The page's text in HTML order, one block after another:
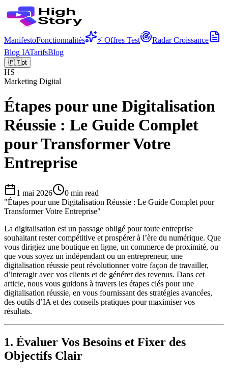
ManifestoFonctionnalités ⚡ Offres Test
Radar Croissance
Blog IATarifsBlog
🇵🇹pt
HS
Marketing Digital
Étapes pour une Digitalisation
Réussie : Le Guide Complet
pour Transformer Votre
Entreprise
1 mai 2026 0 min read
"Étapes pour une Digitalisation Réussie : Le Guide Complet pour
Transformer Votre Entreprise"
La digitalisation est un passage obligé pour toute entreprise
souhaitant rester compétitive et prospérer à l’ère du numérique. Que
vous dirigiez une boutique en ligne, un commerce de proximité, ou
que vous soyez un indépendant ou un entrepreneur, une
digitalisation réussie peut révolutionner votre façon de travailler,
d’interagir avec vos clients et de générer des revenus. Dans cet
article, nous vous guidons à travers les étapes clés pour une
digitalisation réussie, en vous fournissant des stratégies avancées,
des outils d’IA et des conseils pratiques pour maximiser vos
résultats.
1. Évaluer Vos Besoins et Fixer des
Objectifs Clair